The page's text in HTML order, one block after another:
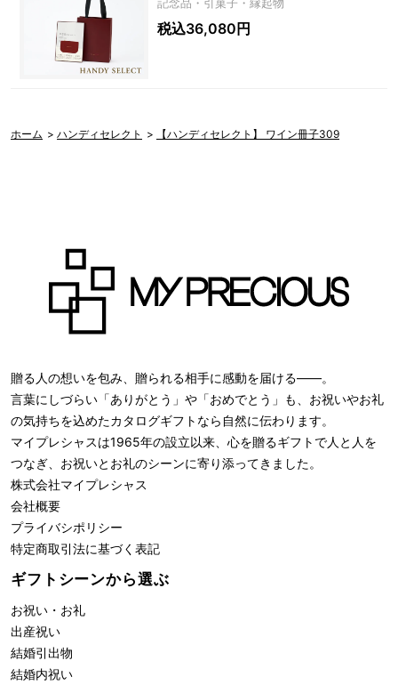
税込36,080円
ホーム > ハンディセレクト > 【ハンディセレクト】 ワイン冊子309
贈る人の想いを包み、贈られる相手に感動を届ける――。
言葉にしづらい「ありがとう」や「おめでとう」も、お祝いやお礼
の気持ちを込めたカタログギフトなら自然に伝わります。
マイプレシャスは1965年の設立以来、心を贈るギフトで人と人を
つなぎ、お祝いとお礼のシーンに寄り添ってきました。
株式会社マイプレシャス
会社概要
プライバシポリシー
特定商取引法に基づく表記
ギフトシーンから選ぶ
お祝い・お礼
出産祝い
結婚引出物
結婚内祝い